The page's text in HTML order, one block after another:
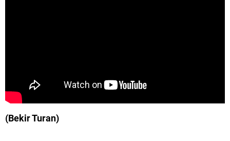
(Bekir Turan)